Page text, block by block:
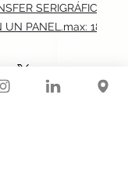
SERIGRÁFICO:
UN PANEL.max: 18x10